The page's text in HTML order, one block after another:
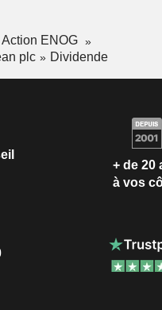
Action ENOG
plc
Dividende
+ de 20
à vos